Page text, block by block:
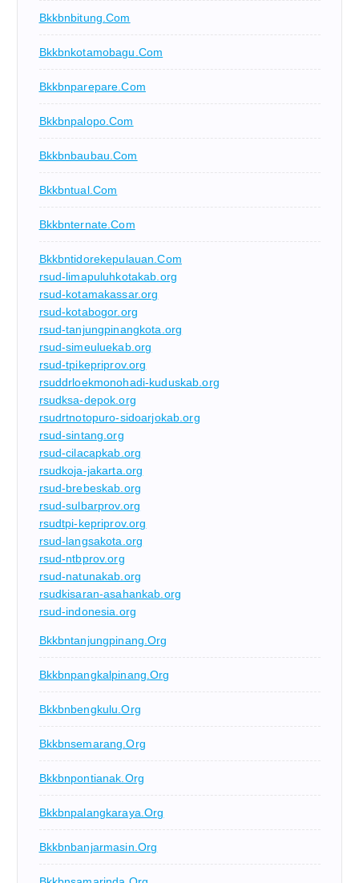
Bkkbnbitung.com
Bkkbnkotamobagu.com
Bkkbnparepare.com
Bkkbnpalopo.com
Bkkbnbaubau.com
Bkkbntual.com
Bkkbnternate.com
Bkkbntidorekepulauan.com
rsud-limapuluhkotakab.org
rsud-kotamakassar.org
rsud-kotabogor.org
rsud-tanjungpinangkota.org
rsud-simeuluekab.org
rsud-tpikepriprov.org
rsuddrloekmonohadi-kuduskab.org
rsudksa-depok.org
rsudrtnotopuro-sidoarjokab.org
rsud-sintang.org
rsud-cilacapkab.org
rsudkoja-jakarta.org
rsud-brebeskab.org
rsud-sulbarprov.org
rsudtpi-kepriprov.org
rsud-langsakota.org
rsud-ntbprov.org
rsud-natunakab.org
rsudkisaran-asahankab.org
rsud-indonesia.org
Bkkbntanjungpinang.org
Bkkbnpangkalpinang.org
Bkkbnbengkulu.org
Bkkbnsemarang.org
Bkkbnpontianak.org
Bkkbnpalangkaraya.org
Bkkbnbanjarmasin.org